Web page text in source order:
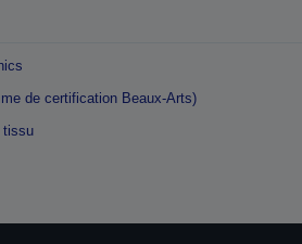
de certification Beaux-Arts)
tissu